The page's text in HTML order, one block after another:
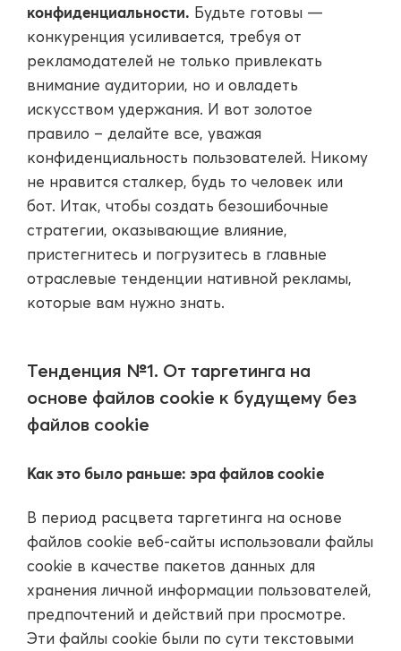
конфиденциальности. Будьте готовы —
конкуренция усиливается, требуя от
рекламодателей не только привлекать
внимание аудитории, но и овладеть
искусством удержания. И вот золотое
правило – делайте все, уважая
конфиденциальность пользователей. Никому
не нравится сталкер, будь то человек или
бот. Итак, чтобы создать безошибочные
стратегии, оказывающие влияние,
пристегнитесь и погрузитесь в главные
отраслевые тенденции нативной рекламы,
которые вам нужно знать.
Тенденция №1. От таргетинга на
основе файлов cookie к будущему без
файлов cookie
Как это было раньше: эра файлов cookie
В период расцвета таргетинга на основе
файлов cookie веб-сайты использовали файлы
cookie в качестве пакетов данных для
хранения личной информации пользователей,
предпочтений и действий при просмотре.
Эти файлы cookie были по сути текстовыми